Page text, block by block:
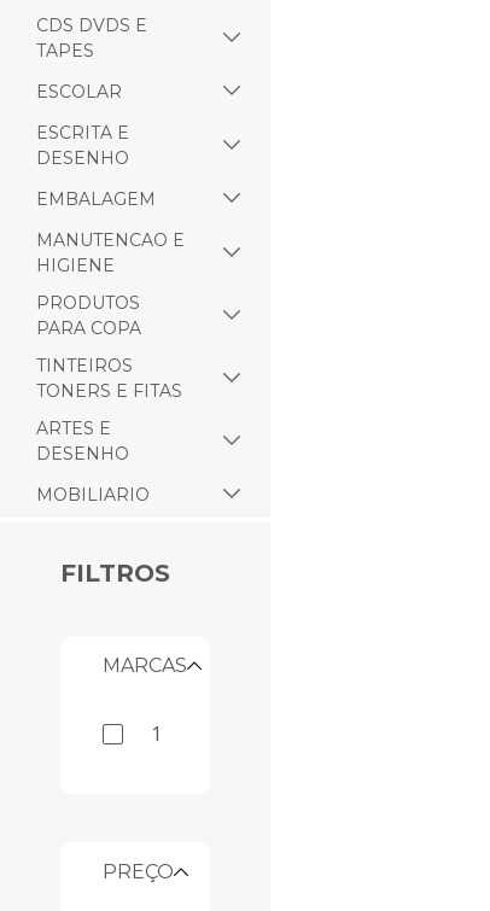
CDS DVDS E
TAPES
ESCOLAR
ESCRITA E
DESENHO
EMBALAGEM
MANUTENCAO E
HIGIENE
PRODUTOS
PARA COPA
TINTEIROS
TONERS E FITAS
ARTES E
DESENHO
MOBILIARIO
FILTROS
MARCAS
1
PREÇO